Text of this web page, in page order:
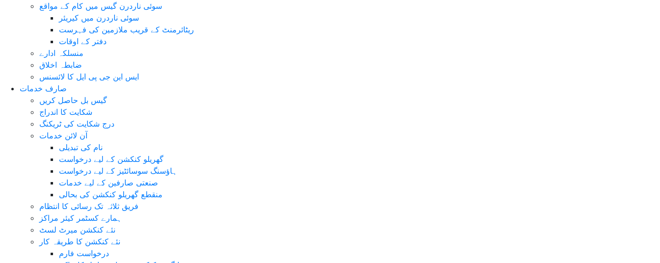
سوئی ناردرن گیس میں کام کے مواقع
سوئی ناردرن میں کیریئر
ریٹائرمنٹ کے قریب ملازمین کی فہرست
دفتر کے اوقات
منسلکہ ادارے
ضابطہ اخلاق
ایس این جی پی ایل کا لائسنس
صارف خدمات
گیس بل حاصل کریں
شکایت کا اندراج
درج شکایت کی ٹریکنگ
آن لائن خدمات
نام کی تبدیلی
گھریلو کنکشن کے لیے درخواست
ہاؤسنگ سوسائٹیز کے لیے درخواست
صنعتی صارفین کے لیے خدمات
منقطع گھریلو کنکشن کی بحالی
فریق ثلاثہ تک رسائی کا انتظام
ہمارے کسٹمر کیئر مراکز
نئے کنکشن میرٹ لسٹ
نئے کنکشن کا طریقہ کار
درخواست فارم